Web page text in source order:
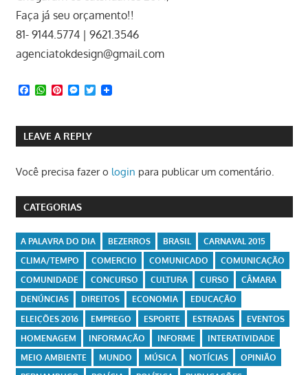
Faça já seu orçamento!!
81- 9144.5774 | 9621.3546
agenciatokdesign@gmail.com
Facebook
WhatsApp
Pinterest
Messenger
Twitter
LEAVE A REPLY
Você precisa fazer o login para publicar um comentário.
CATEGORIAS
A PALAVRA DO DIA BEZERROS BRASIL
CARNAVAL 2015
CLIMA/TEMPO
COMERCIO COMUNICADO
COMUNICAÇÃO
COMUNIDADE
CONCURSO CULTURA CURSO
CÂMARA
DENÚNCIAS
DIREITOS ECONOMIA
EDUCAÇÃO
ELEIÇÕES 2016
EMPREGO ESPORTE ESTRADAS
EVENTOS
HOMENAGEM
INFORMAÇÃO INFORME
INTERATIVIDADE
MEIO AMBIENTE
MUNDO MÚSICA NOTÍCIAS
OPINIÃO